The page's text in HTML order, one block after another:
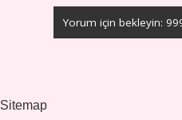
Sitemap